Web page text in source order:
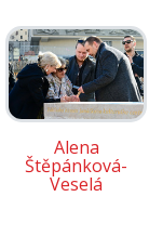
Alena
Štěpánková-
Veselá